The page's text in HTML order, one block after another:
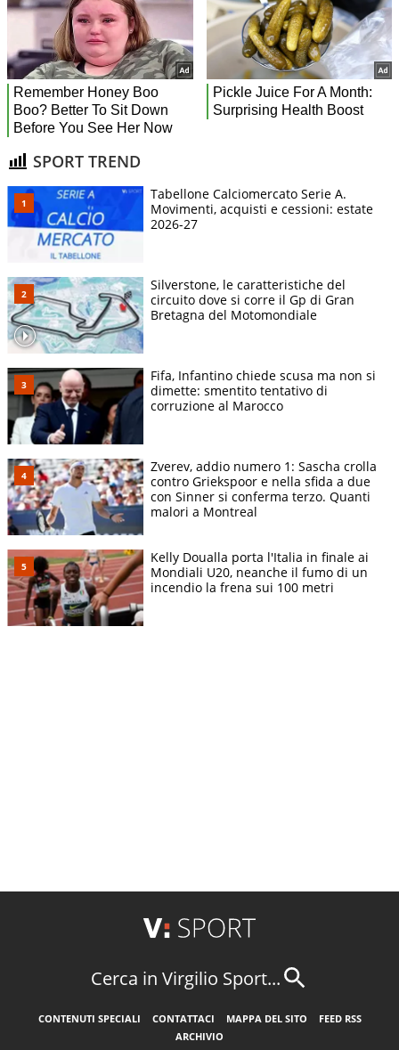
SPORT TREND
Tabellone Calciomercato Serie A.
Movimenti, acquisti e cessioni: estate
2026-27
Silverstone, le caratteristiche del
circuito dove si corre il Gp di Gran
Bretagna del Motomondiale
Fifa, Infantino chiede scusa ma non si
dimette: smentito tentativo di
corruzione al Marocco
Zverev, addio numero 1: Sascha crolla
contro Griekspoor e nella sfida a due
con Sinner si conferma terzo. Quanti
malori a Montreal
Kelly Doualla porta l'Italia in finale ai
Mondiali U20, neanche il fumo di un
incendio la frena sui 100 metri
Cerca in Virgilio Sport...
CONTENUTI SPECIALI CONTATTACI MAPPA DEL SITO
FEED RSS
ARCHIVIO